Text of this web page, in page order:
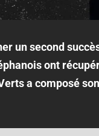
un second
ont
a composé